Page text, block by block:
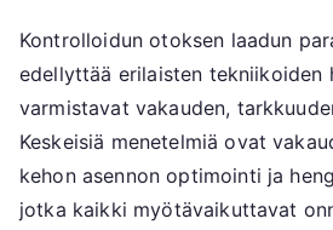
Kontrolloidun otoksen laadun
edellyttää erilaisten tekniikoiden
varmistavat vakauden,
Keskeisiä menetelmiä ovat
kehon asennon optimointi ja
jotka kaikki myötävaikuttavat